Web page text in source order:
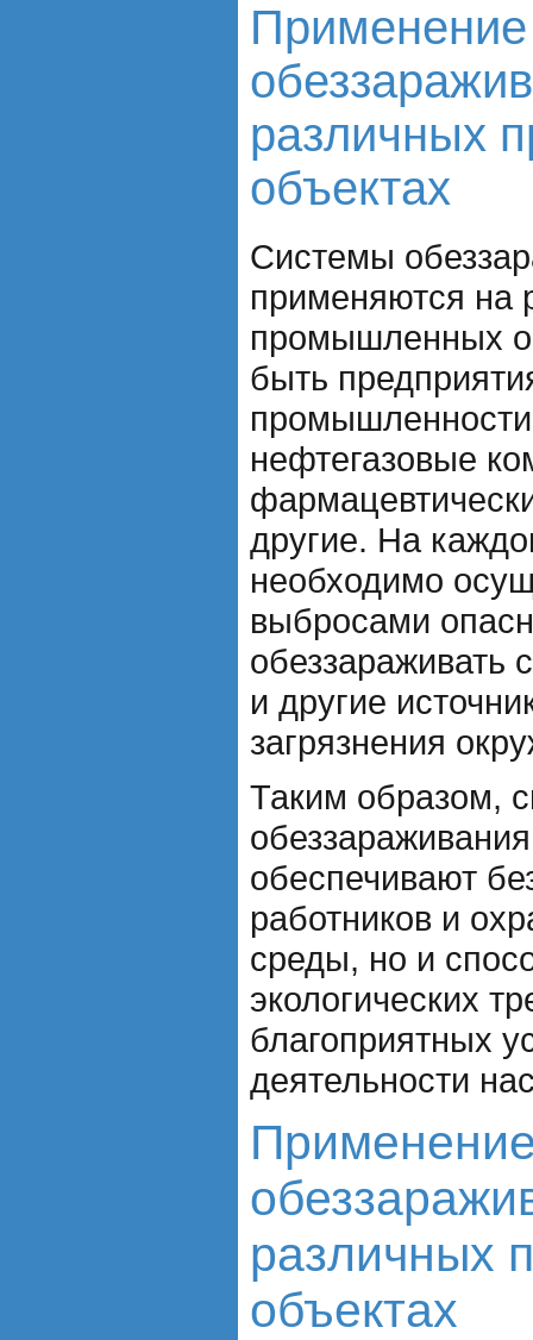
различных
объектах
Системы
применяются на
промышленных
быть
нефтегазовые
другие. На
необходимо
выбросами
обеззараживать
и другие
загрязнения
Таким образом,
обеспечивают
работников и
среды, но и
экологических
благоприятных
деятельности
различных
объектах